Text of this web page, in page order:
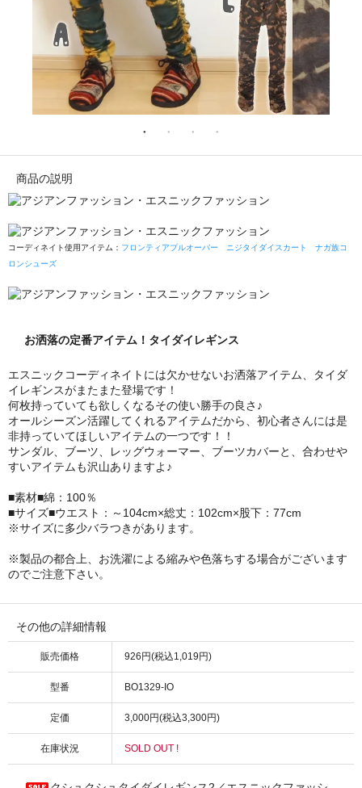
商品の説明
コーディネイト使用アイテム： フロンティアプルオーバー ニジタイダイスカート
ナガ族コ
ロンシューズ
お洒落の定番アイテム！タイダイレギンス
エスニックコーディネイトには欠かせないお洒落アイテム、タイダ
イレギンスがまたまた登場です！
何枚持っていても欲しくなるその使い勝手の良さ♪
オールシーズン活躍してくれるアイテムだから、初心者さんには是
非持っていてほしいアイテムの一つです！！
サンダル、ブーツ、レッグウォーマー、ブーツカバーと、合わせや
すいアイテムも沢山ありますよ♪
■素材■綿：100％
■サイズ■ウエスト：～104cm×総丈：102cm×股下：77cm
※サイズに多少バラつきがあります。
※製品の都合上、お洗濯による縮みや色落ちする場合がございます
のでご注意下さい。
その他の詳細情報
販売価格 926円(税込1,019円)
型番 BO1329-IO
定価 3,000円(税込3,300円)
在庫状況 SOLD OUT !